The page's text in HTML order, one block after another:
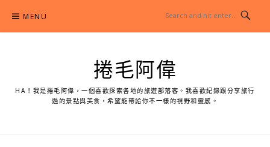
content
MENU
捲毛阿偉
HA！我是捲毛阿偉，一個喜歡探索各地的旅遊部落客。我喜歡紀錄跟分享旅行
過的景點與美食，希望能帶給你不一樣的視野和靈感。